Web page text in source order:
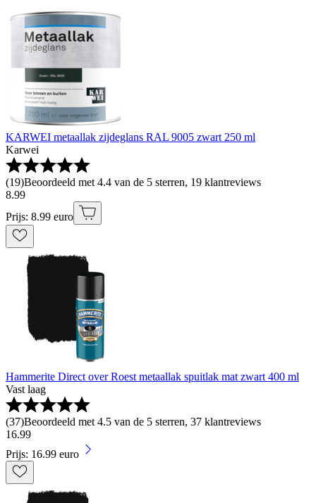
KARWEI metaallak zijdeglans RAL 9005 zwart 250 ml
Karwei
(19)Beoordeeld met 4.4 van de 5 sterren, 19 klantreviews
8.99
Prijs: 8.99 euro
Hammerite Direct over Roest metaallak spuitlak mat zwart 400 ml
Vast laag
(37)Beoordeeld met 4.5 van de 5 sterren, 37 klantreviews
16.99
Prijs: 16.99 euro